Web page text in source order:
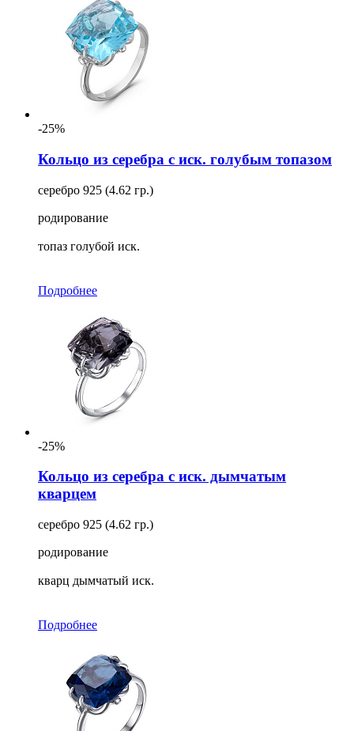
-25%
Кольцо из серебра с иск. голубым топазом
серебро 925 (4.62 гр.)
родирование
топаз голубой иск.
Подробнее
-25%
Кольцо из серебра с иск. дымчатым
кварцем
серебро 925 (4.62 гр.)
родирование
кварц дымчатый иск.
Подробнее